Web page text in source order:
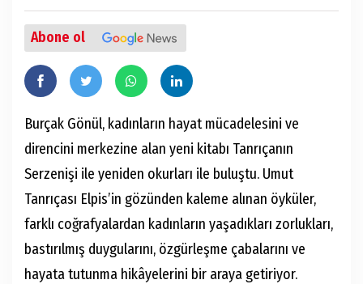
Abone ol
Burçak Gönül, kadınların hayat mücadelesini ve
direncini merkezine alan yeni kitabı Tanrıçanın
Serzenişi ile yeniden okurları ile buluştu. Umut
Tanrıçası Elpis’in gözünden kaleme alınan öyküler,
farklı coğrafyalardan kadınların yaşadıkları zorlukları,
bastırılmış duygularını, özgürleşme çabalarını ve
hayata tutunma hikâyelerini bir araya getiriyor.